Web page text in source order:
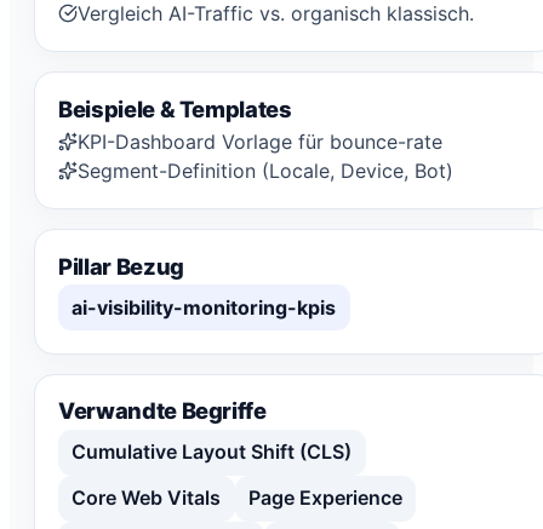
Vergleich AI-Traffic vs. organisch klassisch.
Beispiele & Templates
KPI-Dashboard Vorlage für bounce-rate
Segment-Definition (Locale, Device, Bot)
Pillar Bezug
ai-visibility-monitoring-kpis
Verwandte Begriffe
Cumulative Layout Shift (CLS)
Core Web Vitals
Page Experience